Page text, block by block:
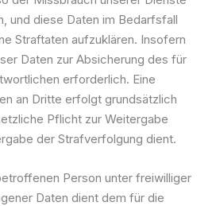
und diese Daten im Bedarfsfall
Straftaten aufzuklären. Insofern
Daten zur Absicherung des für
erforderlich. Eine
an Dritte erfolgt grundsätzlich
Pflicht zur Weitergabe
der Strafverfolgung dient.
Person unter freiwilliger
Daten dient dem für die